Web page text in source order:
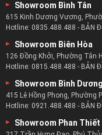
Nghỉ ngơi thì cần
lúc bạn cần đến ghế
Chiếc ghế tuy có
thoải mái cho người
Giúp nâng đỡ toàn
ghế thoải mái giúp
Showroom Bình Tân
615 Kinh Dương Vương,
Hotline: 0835.488.488 - BẢN
Showroom Biên Hòa
126 Đồng Khởi, Phường Tân
Hotline: 0815.488.488 - BẢN
Showroom Bình Dương
415 Lê Hồng Phong, Phường
Hotline: 0921.488.488 - BẢN
Showroom Phan Thiết